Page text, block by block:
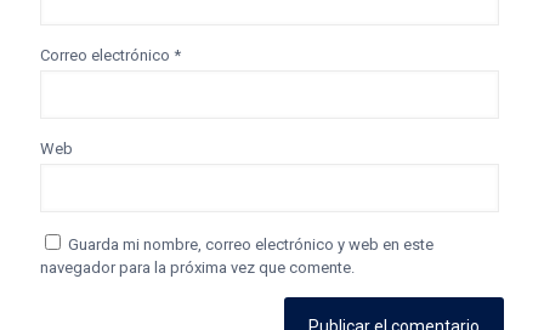
Correo electrónico *
Web
Guarda mi nombre, correo electrónico y web en este
navegador para la próxima vez que comente.